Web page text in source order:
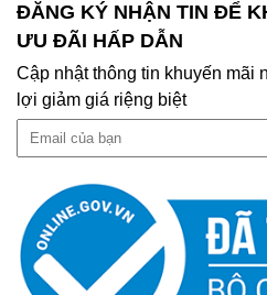
ĐĂNG KÝ NHẬN TIN ĐỂ
ƯU ĐÃI HẤP DẪN
Cập nhật thông tin khuyến mãi
lợi giảm giá riệng biệt